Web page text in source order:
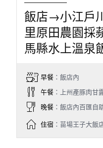
飯店→小江戶
里原田農園
馬縣水上溫泉
早餐：飯店內
午餐：上州產豚肉甘
晚餐：飯店內百匯自
住宿：苗場王子大飯